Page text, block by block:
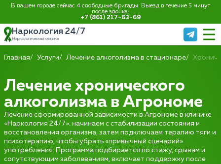
В вашем городе сейчас 4 свободные бригады. Выезд в течение 5 минут
после звонка:
+7 (861) 217-63-69
Наркология 24/7
Наркологическая клиника
Главная Услуги Лечение алкоголизма в стационаре
Лечение хронического
алкоголизма в Агрономе
Лечение сформированной зависимости в Агрономе в клинике
«Наркология 24/7»: начинаем с стабилизации состояния и
восстановления организма, затем подключаем терапию тяги и
психотерапию, чтобы убрать «привычный сценарий»
употребления. Программа подбирается по стажу, срывам и
сопутствующим заболеваниям, включает поддержку после